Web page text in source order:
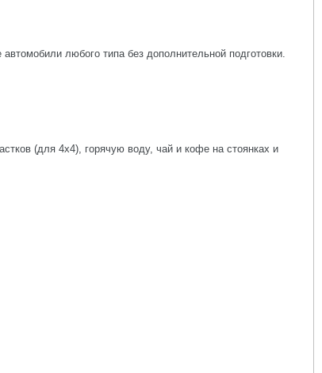
любого типа без дополнительной подготовки.
(для 4х4), горячую воду, чай и кофе на стоянках и